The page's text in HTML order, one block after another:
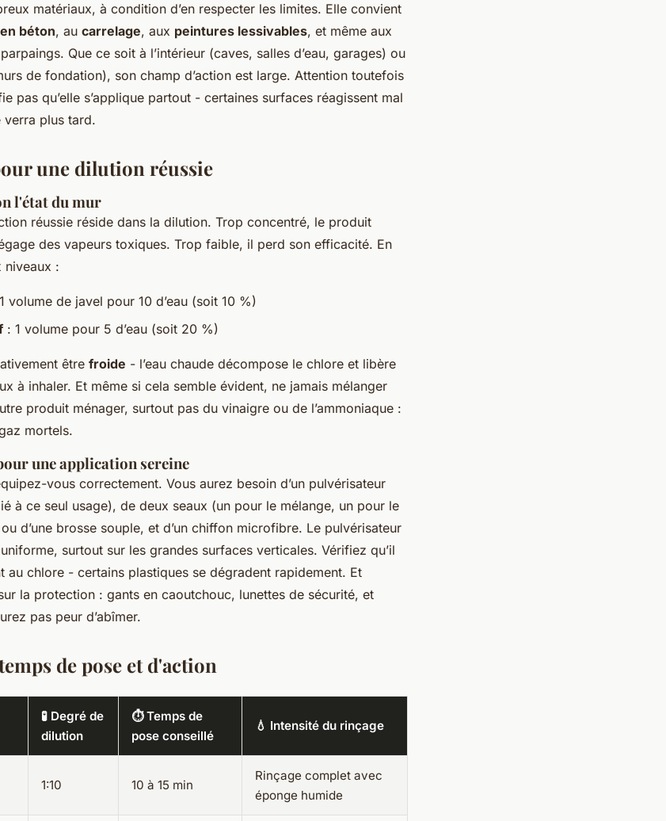
matériaux, à condition d’en respecter les limites. Elle convient
béton, au carrelage, aux peintures lessivables, et même aux
Que ce soit à l’intérieur (caves, salles d’eau, garages) ou
de fondation), son champ d’action est large. Attention toutefois
pas qu’elle s’applique partout - certaines surfaces réagissent mal
plus tard.
une dilution réussie
l'état du mur
réussie réside dans la dilution. Trop concentré, le produit
des vapeurs toxiques. Trop faible, il perd son efficacité. En
niveaux :
volume de javel pour 10 d’eau (soit 10 %)
: 1 volume pour 5 d’eau (soit 20 %)
être froide - l’eau chaude décompose le chlore et libère
à inhaler. Et même si cela semble évident, ne jamais mélanger
produit ménager, surtout pas du vinaigre ou de l’ammoniaque :
mortels.
une application sereine
vous correctement. Vous aurez besoin d’un pulvérisateur
à ce seul usage), de deux seaux (un pour le mélange, un pour le
d’une brosse souple, et d’un chiffon microfibre. Le pulvérisateur
surtout sur les grandes surfaces verticales. Vérifiez qu’il
au chlore - certains plastiques se dégradent rapidement. Et
la protection : gants en caoutchouc, lunettes de sécurité, et
pas peur d’abîmer.
de pose et d'action
🧪 Degré de
dilution
⏱️ Temps de
pose conseillé
💧 Intensité du rinçage
1:10 10 à 15 min
Rinçage complet avec
éponge humide